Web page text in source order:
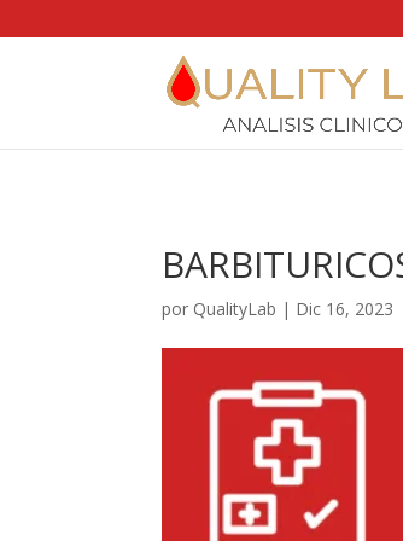
por QualityLab | Dic 16, 2023